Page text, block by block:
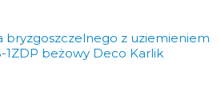
bryzgoszczelnego z uziemieniem
1ZDP beżowy Deco Karlik